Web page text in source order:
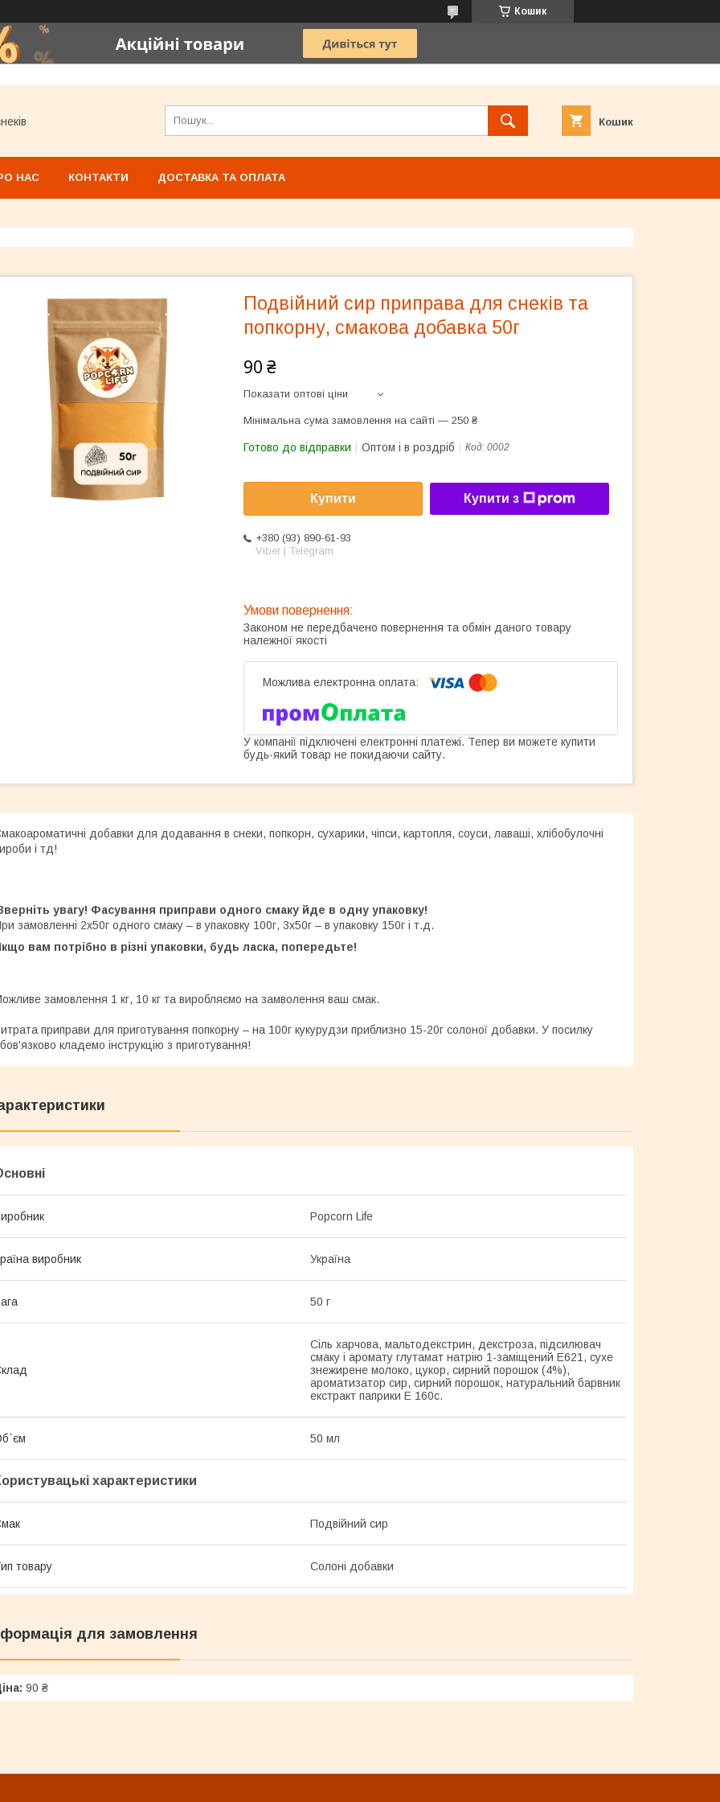
Кошик
Кошик
НАС КОНТАКТИ ДОСТАВКА ТА ОПЛАТА
Подвійний сир приправа для снеків та
попкорну, смакова добавка 50г
90 ₴
Показати оптові ціни
Мінімальна сума замовлення на сайті — 250 ₴
Готово до відправки Оптом і в роздріб Код: 0002
Купити Купити з
+380 (93) 890-61-93
Viber | Telegram
Законом не передбачено повернення та обмін даного товару
належної якості
У компанії підключені електронні платежі. Тепер ви можете купити
будь-який товар не покидаючи сайту.
добавки для додавання в снеки, попкорн, сухарики, чіпси, картопля, соуси, лаваші, хлібобулочні
і тд!
увагу! Фасування приправи одного смаку йде в одну упаковку!
замовленні 2х50г одного смаку – в упаковку 100г, 3х50г – в упаковку 150г і т.д.
вам потрібно в різні упаковки, будь ласка, попередьте!
замовлення 1 кг, 10 кг та виробляємо на замволення ваш смак.
приправи для приготування попкорну – на 100г кукурудзи приблизно 15-20г солоної добавки. У посилку
кладемо інструкцію з приготування!
Popcorn Life
виробник Україна
50 г
Сіль харчова, мальтодекстрин, декстроза, підсилювач
смаку і аромату глутамат натрію 1-заміщений Е621, сухе
знежирене молоко, цукор, сирний порошок (4%),
ароматизатор сир, сирний порошок, натуральний барвник
екстракт паприки Е 160с.
50 мл
характеристики
Подвійний сир
товару Солоні добавки
для замовлення
90 ₴